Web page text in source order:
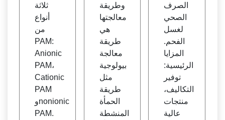
ثلاثة
أنواع
من
PAM:
Anionic
PAM،
Cationic
PAM
وnonionic
PAM.
وطريقة
معالجتها
هي
طريقة
معالجة
بيولوجية
مثل
طريقة
الحمأة
المنشطة
الصرف
الصحي
لغسل
الفحم.
المزايا
الرئيسية:
توفير
التكاليف،
منتجات
عالية